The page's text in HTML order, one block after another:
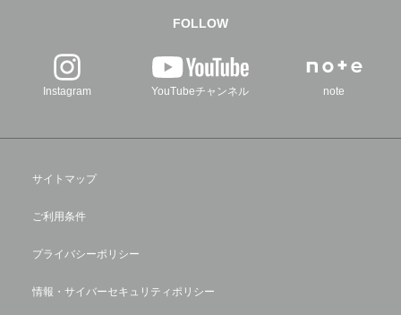
FOLLOW
Instagram YouTubeチャンネル note
サイトマップ
ご利用条件
プライバシーポリシー
情報・サイバーセキュリティポリシー